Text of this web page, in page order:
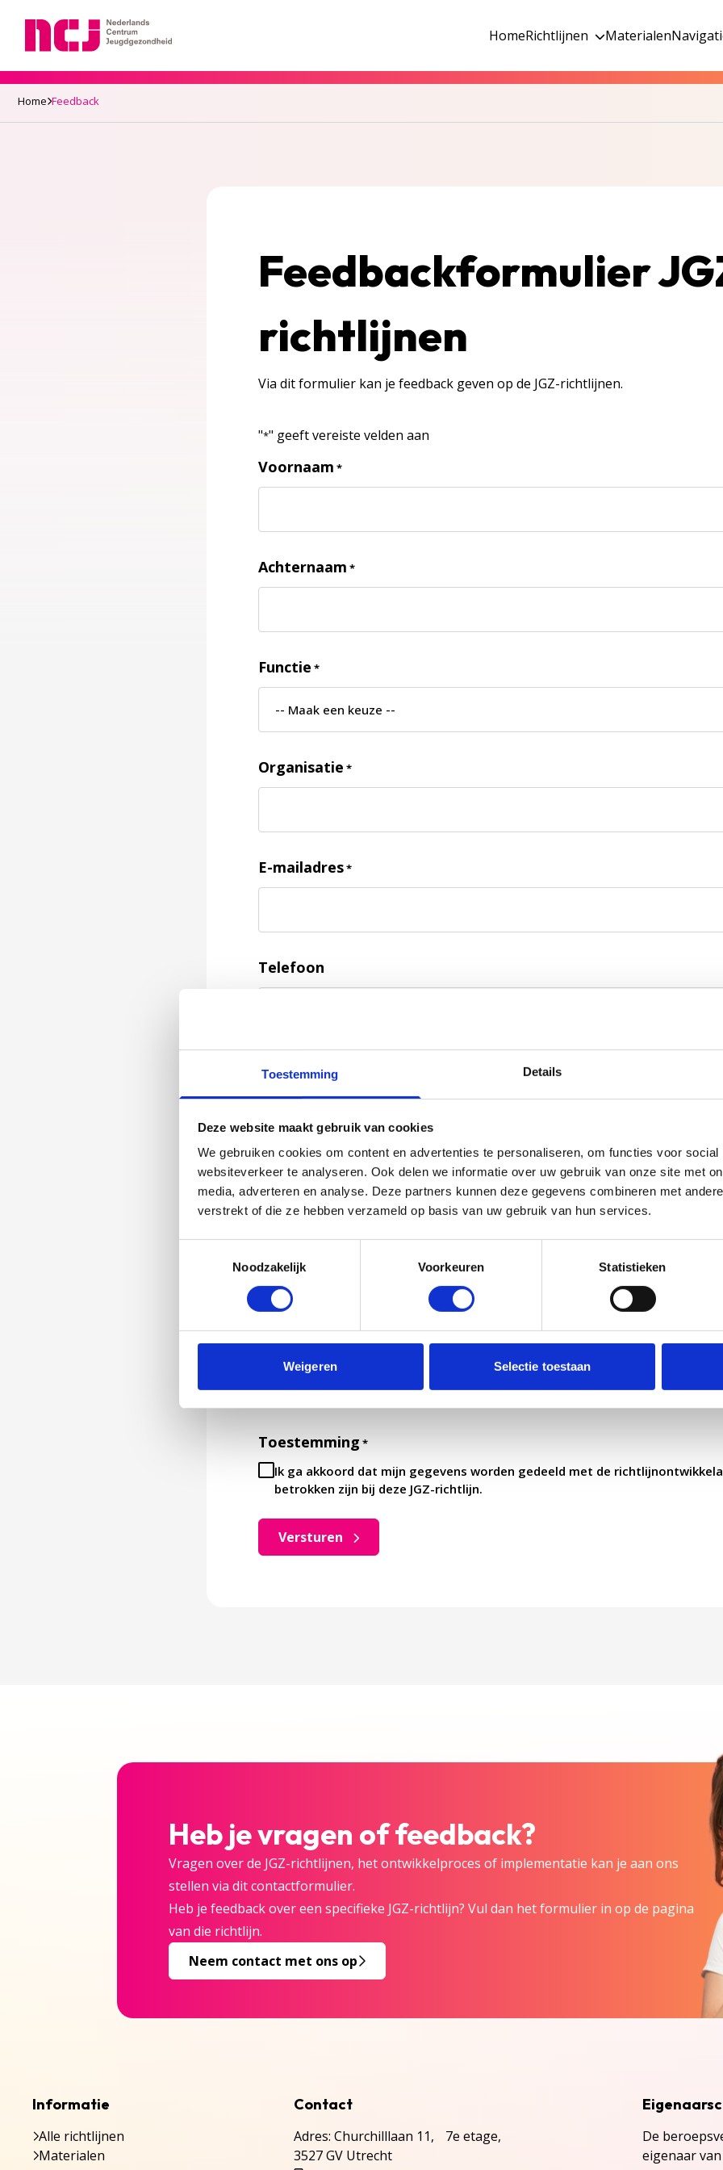
Toestemming Details
Deze website maakt gebruik van cookies
We gebruiken cookies om content en advertenties te personaliseren, om functies voor
websiteverkeer te analyseren. Ook delen we informatie over uw gebruik van onze site met
media, adverteren en analyse. Deze partners kunnen deze gegevens combineren met
verstrekt of die ze hebben verzameld op basis van uw gebruik van hun services.
Noodzakelijk
Voorkeuren Statistieken
Weigeren Selectie toestaan
HomeRichtlijnen Materialen
Home Feedback
Feedbackformulier
richtlijnen
Via dit formulier kan je feedback geven op de JGZ-richtlijnen.
"*" geeft vereiste velden aan
Voornaam *
Achternaam *
Functie *
Organisatie *
E-mailadres*
Telefoon
Feedback*
Jouw feedback wordt verwerkt door de adviseurs van het team richtlijnen
Toestemming *
Ik ga akkoord dat mijn gegevens worden gedeeld met de
betrokken zijn bij deze JGZ-richtlijn.
Versturen
Heb je vragen of feedback?
Vragen over de JGZ-richtlijnen, het ontwikkelproces of implementatie kan je aan ons
stellen via dit contactformulier.
Heb je feedback over een specifieke JGZ-richtlijn? Vul dan het formulier in op de pagina
van die richtlijn.
Neem contact met ons op
Informatie
Alle richtlijnen
Materialen
Contact
Adres: Churchilllaan 11, 7e etage,
3527 GV Utrecht
De
eigenaar